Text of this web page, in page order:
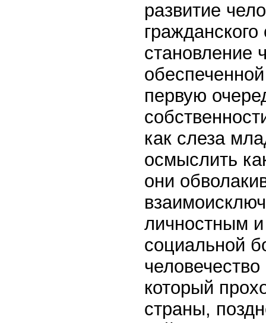
развитие
становление
первую
как слеза
осмыслить
они
личностным
социальной
который
страны,